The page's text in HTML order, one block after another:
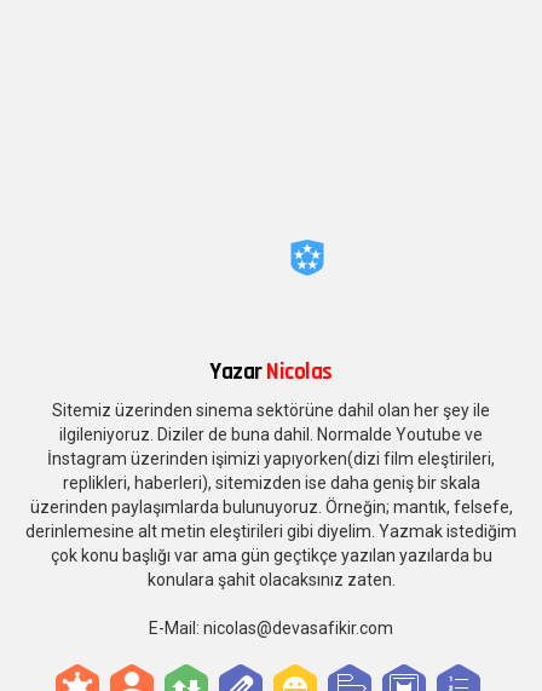
YazarNicolas
Sitemiz üzerinden sinema sektörüne dahil olan her şey ile
ilgileniyoruz. Diziler de buna dahil. Normalde Youtube ve
İnstagram üzerinden işimizi yapıyorken(dizi film eleştirileri,
replikleri, haberleri), sitemizden ise daha geniş bir skala
üzerinden paylaşımlarda bulunuyoruz. Örneğin; mantık, felsefe,
derinlemesine alt metin eleştirileri gibi diyelim. Yazmak istediğim
çok konu başlığı var ama gün geçtikçe yazılan yazılarda bu
konulara şahit olacaksınız zaten.
E-Mail: nicolas@devasafikir.com